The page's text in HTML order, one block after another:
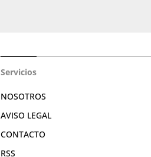
Servicios
NOSOTROS
AVISO LEGAL
CONTACTO
RSS